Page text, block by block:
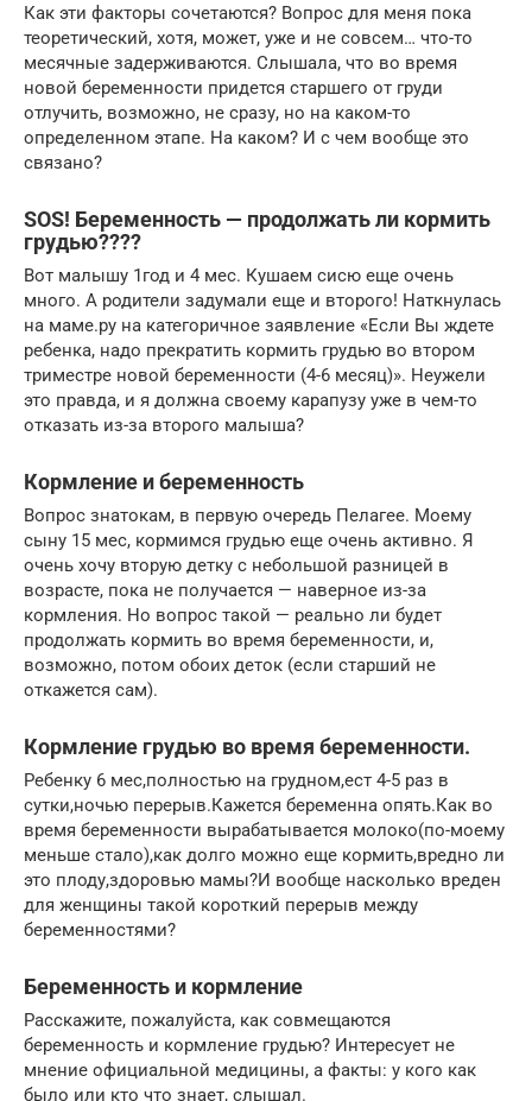
Как эти факторы сочетаются? Вопрос для меня пока
теоретический, хотя, может, уже и не совсем… что-то
месячные задерживаются. Слышала, что во время
новой беременности придется старшего от груди
отлучить, возможно, не сразу, но на каком-то
определенном этапе. На каком? И с чем вообще это
связано?
SOS! Беременность — продолжать ли кормить
грудью????
Вот малышу 1год и 4 мес. Кушаем сисю еще очень
много. А родители задумали еще и второго! Наткнулась
на маме.ру на категоричное заявление «Если Вы ждете
ребенка, надо прекратить кормить грудью во втором
триместре новой беременности (4-6 месяц)». Неужели
это правда, и я должна своему карапузу уже в чем-то
отказать из-за второго малыша?
Кормление и беременность
Вопрос знатокам, в первую очередь Пелагее. Моему
сыну 15 мес, кормимся грудью еще очень активно. Я
очень хочу вторую детку с небольшой разницей в
возрасте, пока не получается — наверное из-за
кормления. Но вопрос такой — реально ли будет
продолжать кормить во время беременности, и,
возможно, потом обоих деток (если старший не
откажется сам).
Кормление грудью во время беременности.
Ребенку 6 мес,полностью на грудном,ест 4-5 раз в
сутки,ночью перерыв.Кажется беременна опять.Как во
время беременности вырабатывается молоко(по-моему
меньше стало),как долго можно еще кормить,вредно ли
это плоду,здоровью мамы?И вообще насколько вреден
для женщины такой короткий перерыв между
беременностями?
Беременность и кормление
Расскажите, пожалуйста, как совмещаются
беременность и кормление грудью? Интересует не
мнение официальной медицины, а факты: у кого как
было или кто что знает, слышал.